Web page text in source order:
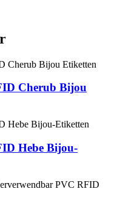
Cherub Bijou
Hebe Bijou-